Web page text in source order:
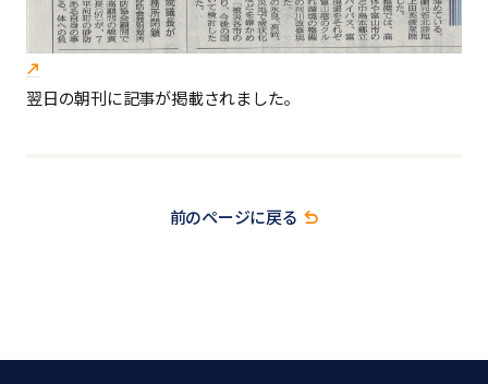
翌日の朝刊に記事が掲載されました。
前のページに戻る